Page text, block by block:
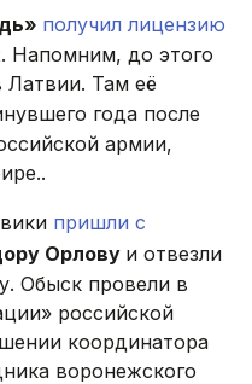
получил лицензию
Напомним, до этого
Латвии. Там её
года после
армии,
пришли с
Орлову и отвезли
Обыск провели в
российской
координатора
воронежского